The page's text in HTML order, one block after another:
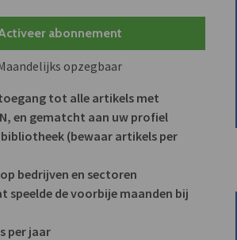
abonnement
opzegbaar
tot alle artikels met
en gematcht aan uw profiel
(bewaar artikels per
bedrijven en sectoren
speelde de voorbije maanden bij
per jaar